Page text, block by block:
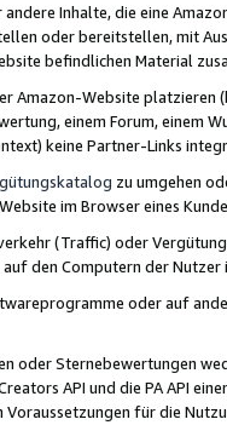
andere Inhalte, die eine
oder bereitstellen, mit
befindlichen Material
Amazon-Website
einem Forum, einem
keine Partner-Links
zu umgehen
im Browser eines
(Traffic) oder
den Computern der
oder auf
oder Sternebewertungen
API und die PA API
für die